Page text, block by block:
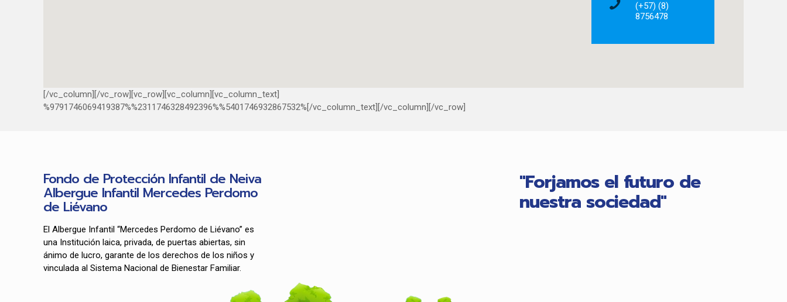
(+57) (8)
8756478
[/vc_column][/vc_row][vc_row][vc_column][vc_column_text]
%9791746069419387%%2311746328492396%%5401746932867532%[/vc_column_text][/vc_column][/vc_row]
Fondo de Protección Infantil de Neiva
Albergue Infantil Mercedes Perdomo
de Liévano
El Albergue Infantil “Mercedes Perdomo de Liévano” es
una Institución laica, privada, de puertas abiertas, sin
ánimo de lucro, garante de los derechos de los niños y
vinculada al Sistema Nacional de Bienestar Familiar.
"Forjamos el futuro de
nuestra sociedad"